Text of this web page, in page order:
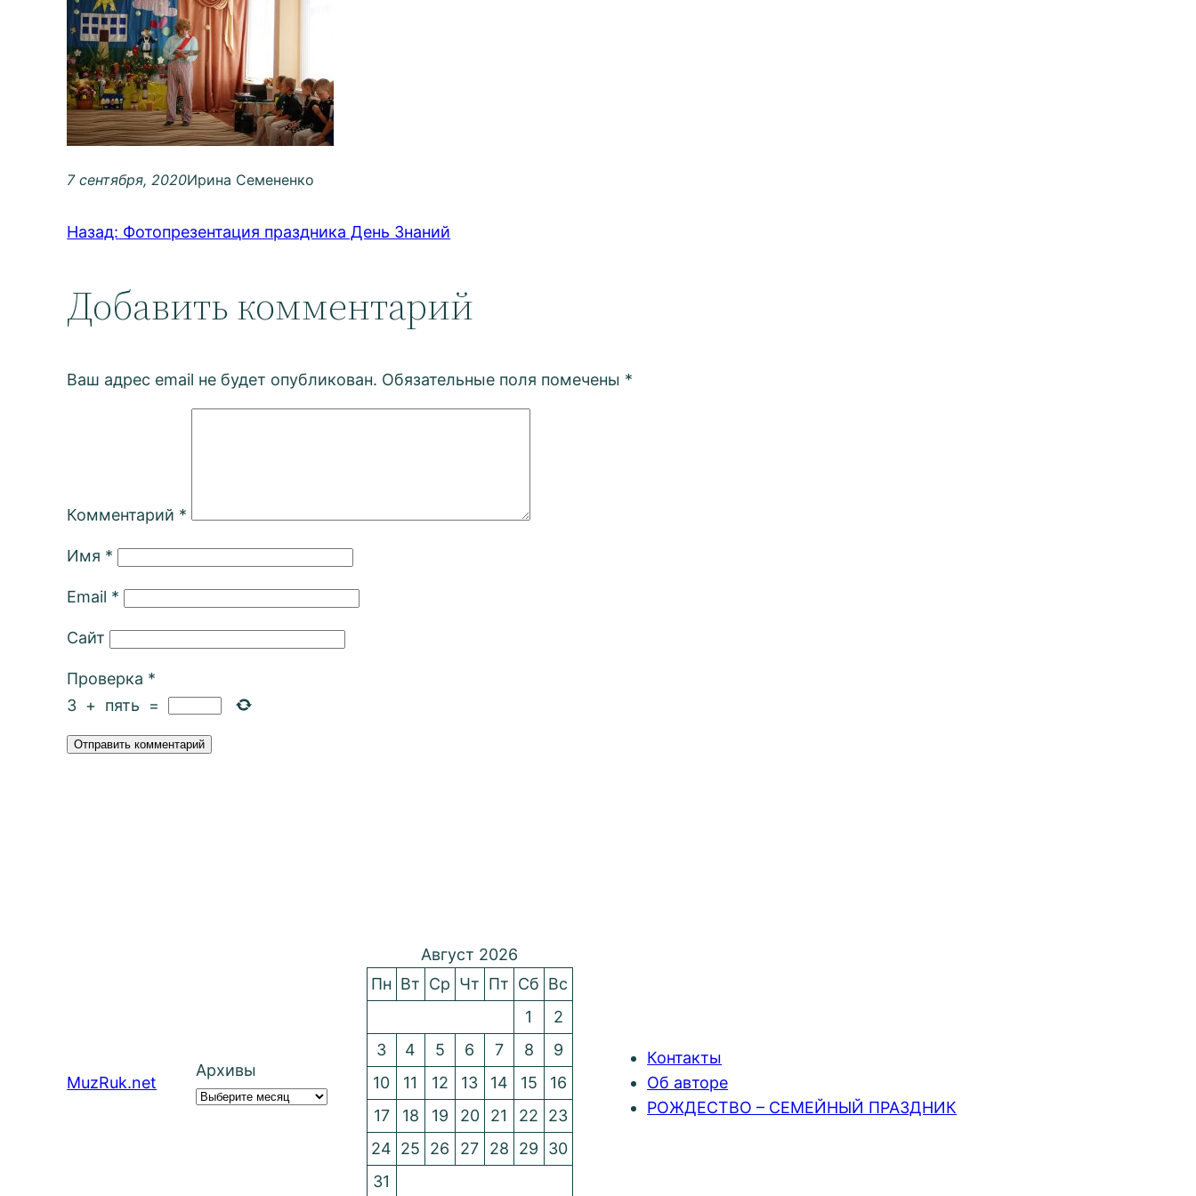
7 сентября, 2020Ирина Семененко
Назад: Фотопрезентация праздника День Знаний
Добавить комментарий
Ваш адрес email не будет опубликован. Обязательные поля помечены *
Комментарий *
Имя *
Email *
Сайт
Проверка *
3 + пять =
MuzRuk.net
Архивы
Август 2026
Пн Вт Ср Чт Пт Сб Вс
1
2
3
4 5 6 7 8
9
10
11 12 13 14 15
16
17
18 19 20 21 22
23
24 25 26 27 28 29
30
31
Контакты
Об авторе
РОЖДЕСТВО – СЕМЕЙНЫЙ ПРАЗДНИК